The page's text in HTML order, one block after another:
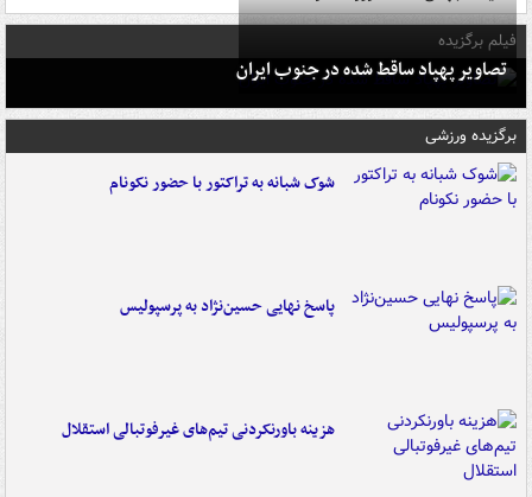
فیلم برگزیده
تصاویر پهپاد ساقط شده در جنوب ایران
برگزیده ورزشی
شوک شبانه به تراکتور با حضور نکونام
پاسخ نهایی حسین‌نژاد به پرسپولیس
هزینه باورنکردنی تیم‌های غیرفوتبالی استقلال